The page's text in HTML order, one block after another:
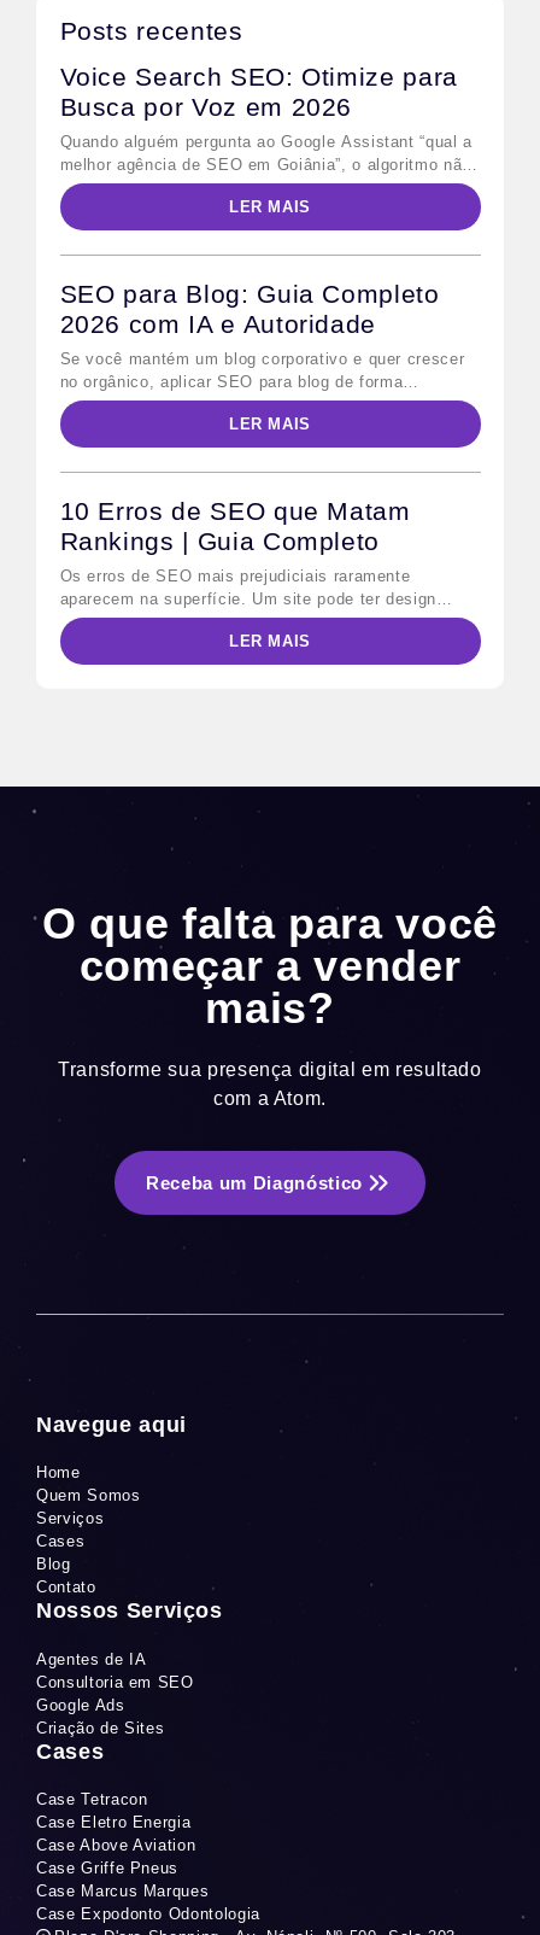
Posts recentes
Voice Search SEO: Otimize para
Busca por Voz em 2026
Quando alguém pergunta ao Google Assistant “qual a
melhor agência de SEO em Goiânia”, o algoritmo não
retorna dez links azuis — ele lê uma única resposta
em voz alta. Esse comportamento define o desafio
central do voice search SEO: não basta ranquear na
primeira página; é preciso ser a resposta escolhida.
LER MAIS
SEO para Blog: Guia Completo
2026 com IA e Autoridade
Se você mantém um blog corporativo e quer crescer
no orgânico, aplicar SEO para blog de forma
sistemática é o caminho mais direto. Em 2026,
porém, as regras mudaram: além do Google
tradicional, os modelos de IA generativa — como o
Google AI Overviews e o Bing Copilot — passaram a
LER MAIS
10 Erros de SEO que Matam
Rankings | Guia Completo
Os erros de SEO mais prejudiciais raramente
aparecem na superfície. Um site pode ter design
impecável, conteúdo publicado regularmente e ainda
assim perder posições para concorrentes menores —
porque falhas técnicas e estratégicas invisíveis
LER MAIS
O que falta para você
começar a vender
mais?
Transforme sua presença digital em resultado
com a Atom.
Receba um Diagnóstico
Navegue aqui
Home
Quem Somos
Serviços
Cases
Blog
Contato
Nossos Serviços
Agentes de IA
Consultoria em SEO
Google Ads
Criação de Sites
Cases
Case Tetracon
Case Eletro Energia
Case Above Aviation
Case Griffe Pneus
Case Marcus Marques
Case Expodonto Odontologia